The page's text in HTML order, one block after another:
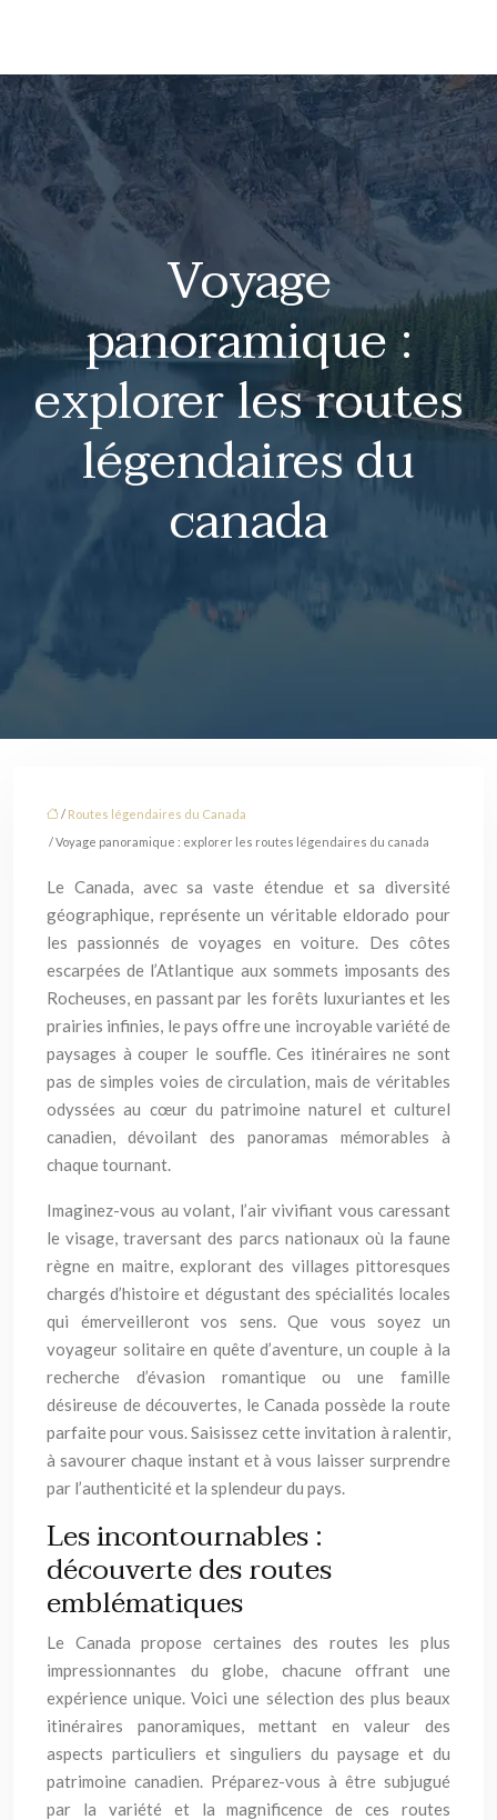
Voyage
panoramique :
explorer les routes
légendaires du
canada
/ Routes légendaires du Canada
/ Voyage panoramique : explorer les routes légendaires du canada
Le Canada, avec sa vaste étendue et sa diversité
géographique, représente un véritable eldorado pour
les passionnés de voyages en voiture. Des côtes
escarpées de l’Atlantique aux sommets imposants des
Rocheuses, en passant par les forêts luxuriantes et les
prairies infinies, le pays offre une incroyable variété de
paysages à couper le souffle. Ces itinéraires ne sont
pas de simples voies de circulation, mais de véritables
odyssées au cœur du patrimoine naturel et culturel
canadien, dévoilant des panoramas mémorables à
chaque tournant.
Imaginez-vous au volant, l’air vivifiant vous caressant
le visage, traversant des parcs nationaux où la faune
règne en maitre, explorant des villages pittoresques
chargés d’histoire et dégustant des spécialités locales
qui émerveilleront vos sens. Que vous soyez un
voyageur solitaire en quête d’aventure, un couple à la
recherche d’évasion romantique ou une famille
désireuse de découvertes, le Canada possède la route
parfaite pour vous. Saisissez cette invitation à ralentir,
à savourer chaque instant et à vous laisser surprendre
par l’authenticité et la splendeur du pays.
Les incontournables :
découverte des routes
emblématiques
Le Canada propose certaines des routes les plus
impressionnantes du globe, chacune offrant une
expérience unique. Voici une sélection des plus beaux
itinéraires panoramiques, mettant en valeur des
aspects particuliers et singuliers du paysage et du
patrimoine canadien. Préparez-vous à être subjugué
par la variété et la magnificence de ces routes